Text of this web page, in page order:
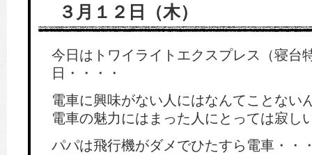
３月１２日（木）
今日はトワイライトエクスプレス（寝台
日・・・・
電車に興味がない人にはなんてことない
電車の魅力にはまった人にとっては寂し
パパは飛行機がダメでひたすら電車・・